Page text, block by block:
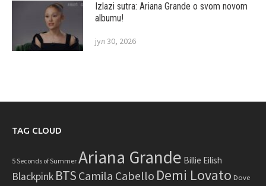
Izlazi sutra: Ariana Grande o svom novom
albumu!
јул 30, 2026
TAG CLOUD
5 Seconds of Summer Ariana Grande Billie Eilish
Blackpink BTS Camila Cabello Demi Lovato Dove